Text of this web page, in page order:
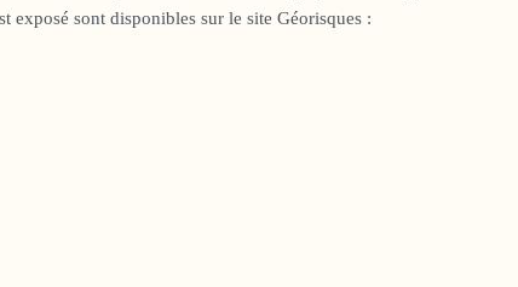
exposé sont disponibles sur le site Géorisques :